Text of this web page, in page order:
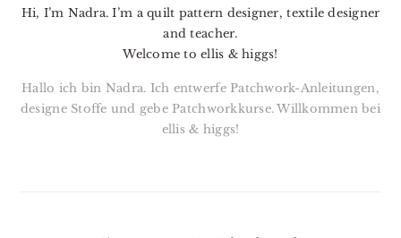
Hi, I’m Nadra. I’m a quilt pattern designer, textile designer
and teacher.
Welcome to ellis & higgs!
Hallo ich bin Nadra. Ich entwerfe Patchwork-Anleitungen,
designe Stoffe und gebe Patchworkkurse. Willkommen bei
ellis & higgs!